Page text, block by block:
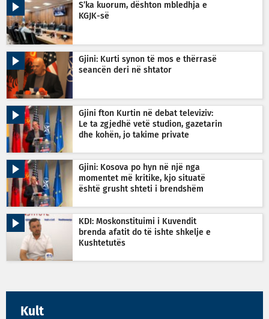
S’ka kuorum, dështon mbledhja e
KGJK-së
Gjini: Kurti synon të mos e thërrasë
seancën deri në shtator
Gjini fton Kurtin në debat televiziv:
Le ta zgjedhë vetë studion, gazetarin
dhe kohën, jo takime private
Gjini: Kosova po hyn në një nga
momentet më kritike, kjo situatë
është grusht shteti i brendshëm
KDI: Moskonstituimi i Kuvendit
brenda afatit do të ishte shkelje e
Kushtetutës
Kult